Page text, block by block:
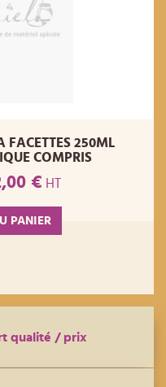
FACETTES 250ML
COMPRIS
€ HT
PANIER
qualité / prix